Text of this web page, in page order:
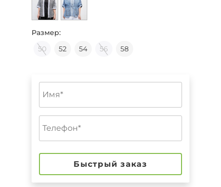
Размер:
50
52 54 56 58
Быстрый заказ